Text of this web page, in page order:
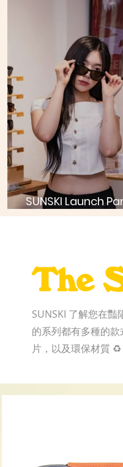
SUNSKI Launch
上市！
The
SUNSKI 了解您在
的系列都有多種的
片，以及環保材質 ♻️